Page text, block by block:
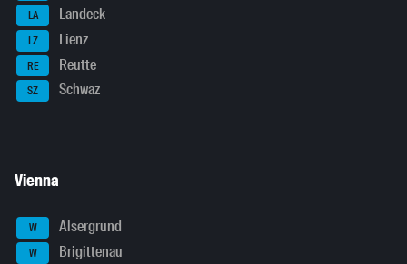
LA Landeck
LZ Lienz
RE Reutte
SZ Schwaz
Vienna
W Alsergrund
W Brigittenau